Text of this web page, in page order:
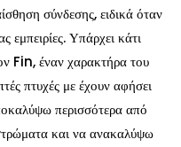
σύνδεσης, ειδικά όταν
εμπειρίες. Υπάρχει κάτι
Fin, έναν χαρακτήρα του
πτυχές με έχουν αφήσει
περισσότερα από
και να ανακαλύψω